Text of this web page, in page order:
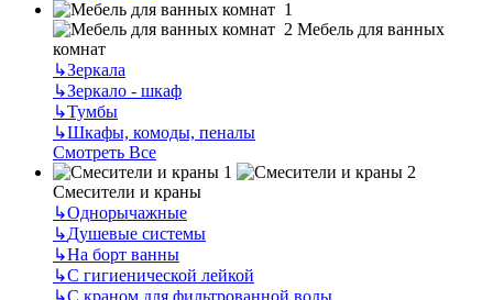
Мебель для ванных
комнат
↳Зеркала
↳Зеркало - шкаф
↳Тумбы
↳Шкафы, комоды, пеналы
Смотреть Все
Смесители и краны
↳Однорычажные
↳Душевые системы
↳На борт ванны
↳С гигиенической лейкой
↳С краном для фильтрованной воды